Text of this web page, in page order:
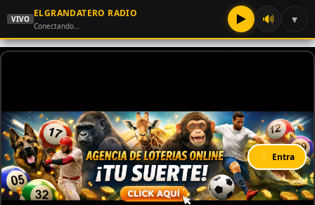
VIVO
ELGRANDATERO RADIO
Conectando… ▶ 🔊 ▾
⚡ Entra